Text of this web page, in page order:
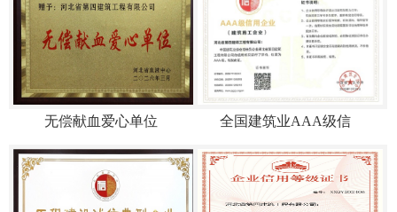
无偿献血爱心单位 全国建筑业AAA级信